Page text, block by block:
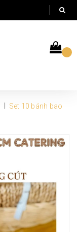
Set 10 bánh bao